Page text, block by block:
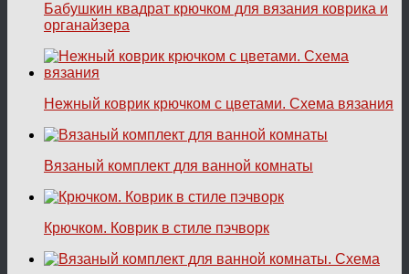
Бабушкин квадрат крючком для вязания коврика и
органайзера
Нежный коврик крючком с цветами. Схема вязания
Вязаный комплект для ванной комнаты
Крючком. Коврик в стиле пэчворк